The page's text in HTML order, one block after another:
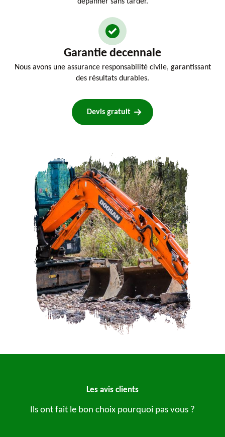
Garantie decennale
Nous avons une assurance responsabilité civile, garantissant
des résultats durables.
Devis gratuit
Les avis clients
Ils ont fait le bon choix pourquoi pas vous ?